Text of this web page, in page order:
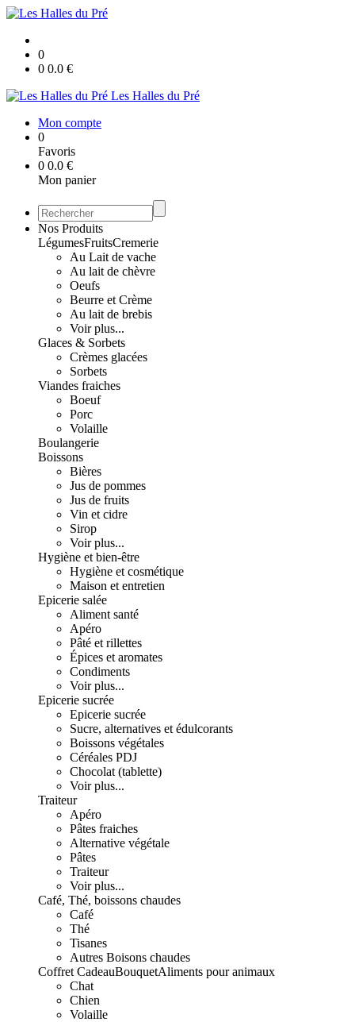
0
0 0.0 €
Les Halles du Pré
Mon compte
0
Favoris
0 0.0 €
Mon panier
Nos Produits
LégumesFruitsCremerie
Au Lait de vache
Au lait de chèvre
Oeufs
Beurre et Crème
Au lait de brebis
Voir plus...
Glaces & Sorbets
Crèmes glacées
Sorbets
Viandes fraiches
Boeuf
Porc
Volaille
Boulangerie
Boissons
Bières
Jus de pommes
Jus de fruits
Vin et cidre
Sirop
Voir plus...
Hygiène et bien-être
Hygiène et cosmétique
Maison et entretien
Epicerie salée
Aliment santé
Apéro
Pâté et rillettes
Épices et aromates
Condiments
Voir plus...
Epicerie sucrée
Epicerie sucrée
Sucre, alternatives et édulcorants
Boissons végétales
Céréales PDJ
Chocolat (tablette)
Voir plus...
Traiteur
Apéro
Pâtes fraiches
Alternative végétale
Pâtes
Traiteur
Voir plus...
Café, Thé, boissons chaudes
Café
Thé
Tisanes
Autres Boisons chaudes
Coffret CadeauBouquetAliments pour animaux
Chat
Chien
Volaille